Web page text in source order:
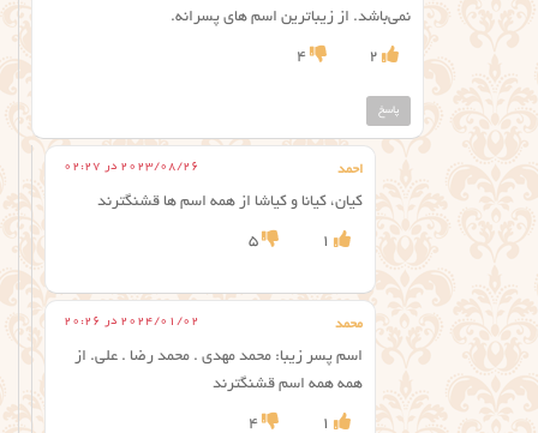
نمی‌باشد. از زیباترین اسم های پسرانه.
2
4
پاسخ
احمد 2023/08/26 در 02:27
کیان، کیانا و کیاشا از همه اسم ها قشنگترند
1
5
محمد 2024/01/02 در 20:26
اسم پسر زیبا: محمد مهدی . محمد رضا . علی. از
همه همه اسم قشنگترند
1
4